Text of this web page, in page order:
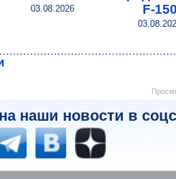
03.08.2026
F-
наши новости в